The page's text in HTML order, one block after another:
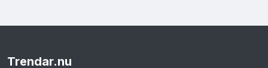
Trendar.nu